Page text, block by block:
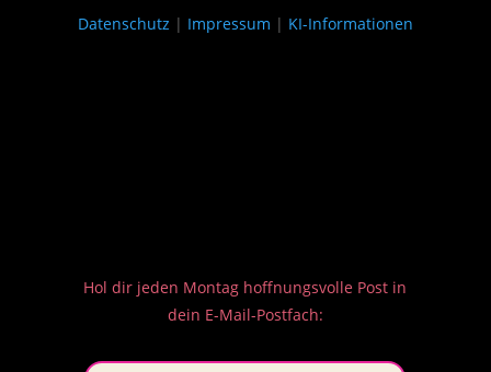
Datenschutz | Impressum | KI-Informationen
Hol dir jeden Montag hoffnungsvolle Post in
dein E-Mail-Postfach: